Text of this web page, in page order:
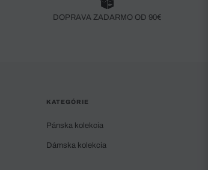
DOPRAVA ZADARMO OD 90€
KATEGÓRIE
Pánska kolekcia
Dámska kolekcia